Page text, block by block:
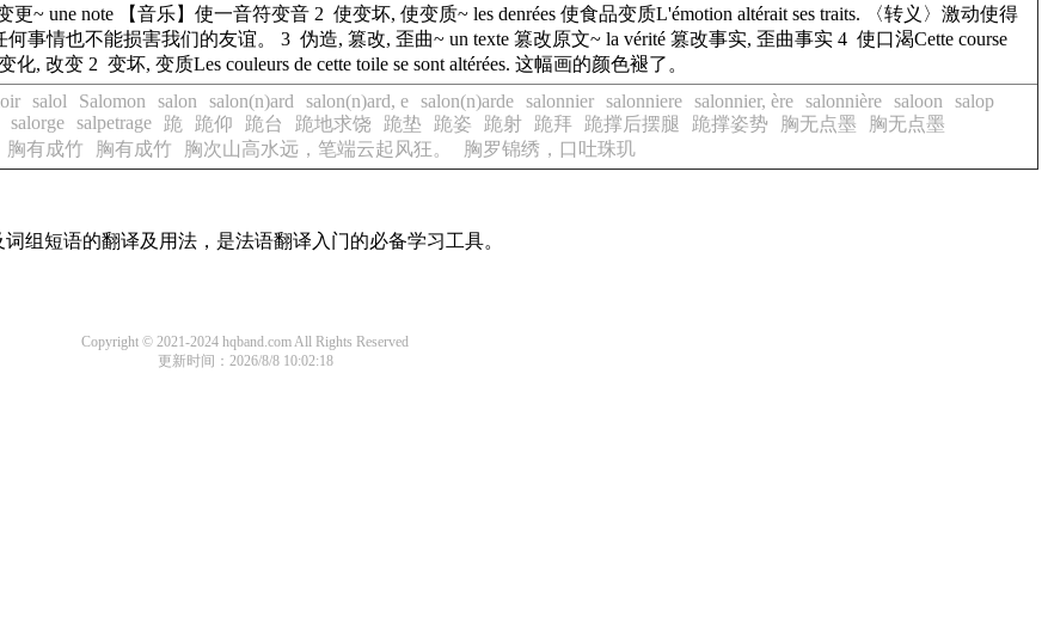
更~ une note 【音乐】使一音符变音 2 使变坏, 使变质~ les denrées 使食品变质L'émotion altérait ses traits. 〈转义〉激动使得
何事情也不能损害我们的友谊。 3 伪造, 篡改, 歪曲~ un texte 篡改原文~ la vérité 篡改事实, 歪曲事实 4 使口渴Cette course
, 改变 2 变坏, 变质Les couleurs de cette toile se sont altérées. 这幅画的颜色褪了。
salol Salomon salon salon(n)ard salon(n)ard, e salon(n)arde salonnier salonniere salonnier, ère salonnière saloon
salop
salorge salpetrage 跪 跪仰 跪台 跪地求饶 跪垫 跪姿 跪射 跪拜 跪撑后摆腿 跪撑姿势 胸无点墨
胸无点墨
胸有成竹 胸有成竹 胸次山高水远，笔端云起风狂。 胸罗锦绣，口吐珠玑
组短语的翻译及用法，是法语翻译入门的必备学习工具。
Copyright © 2021-2024 hqband.com All Rights Reserved
更新时间：2026/8/8 10:02:18